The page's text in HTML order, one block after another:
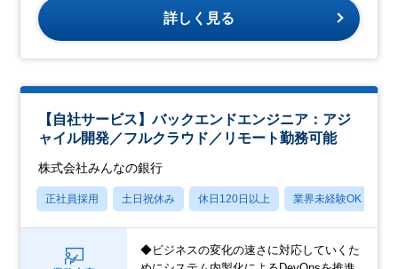
詳しく見る
【自社サービス】バックエンドエンジニア：アジ
ャイル開発／フルクラウド／リモート勤務可能
株式会社みんなの銀行
正社員採用 土日祝休み 休日120日以上 業界未経験OK
◆ビジネスの変化の速さに対応していくた